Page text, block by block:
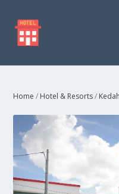
Home / Hotel & Resorts/ Kedah